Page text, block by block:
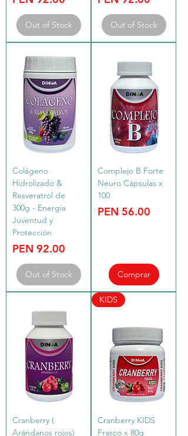
Out of Stock Out of Stock
Colágeno
Hidrolizado &
Resveratrol de
300g - Energía
Juventud y
Protección
Price
PEN 92.00
Out of Stock
Complejo B Forte
Neuro Cápsulas x
100
Price
PEN 56.00
Comprar
Cranberry (
Arándanos rojos)
KIDS
Cranberry KIDS
Frasco x 80g